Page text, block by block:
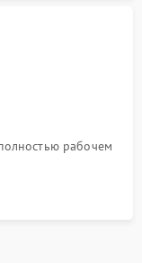
рабочем